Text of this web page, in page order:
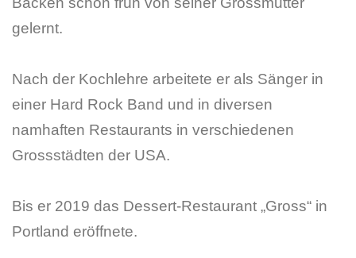
gelernt.
Nach der Kochlehre arbeitete er als Sänger in
einer Hard Rock Band und in diversen
namhaften Restaurants in verschiedenen
Grossstädten der USA.
Bis er 2019 das Dessert-Restaurant „Gross“ in
Portland eröffnete.